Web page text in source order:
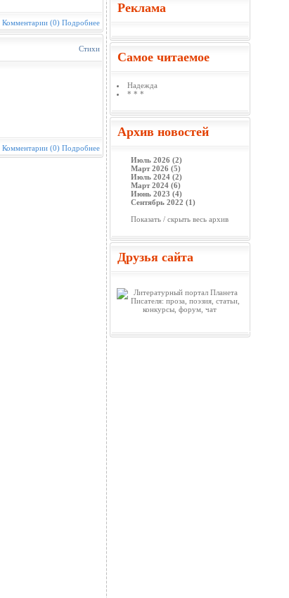
Комментарии (0) Подробнее
Стихи
Комментарии (0) Подробнее
Реклама
Самое читаемое
Надежда
* * *
Архив новостей
Июль 2026 (2)
Март 2026 (5)
Июль 2024 (2)
Март 2024 (6)
Июнь 2023 (4)
Сентябрь 2022 (1)
Показать / скрыть весь архив
Друзья сайта